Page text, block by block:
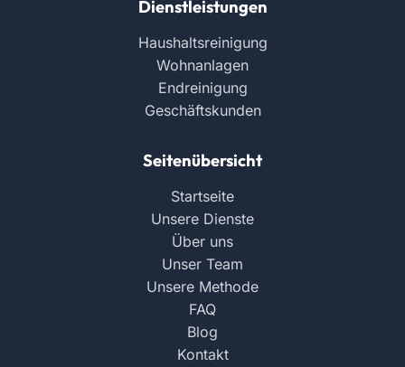
Dienstleistungen
Haushaltsreinigung
Wohnanlagen
Endreinigung
Geschäftskunden
Seitenübersicht
Startseite
Unsere Dienste
Über uns
Unser Team
Unsere Methode
FAQ
Blog
Kontakt